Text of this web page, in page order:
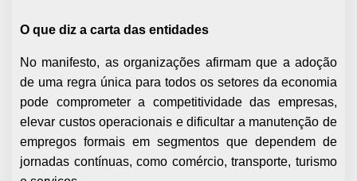
O que diz a carta das entidades
No manifesto, as organizações afirmam que a adoção
de uma regra única para todos os setores da economia
pode comprometer a competitividade das empresas,
elevar custos operacionais e dificultar a manutenção de
empregos formais em segmentos que dependem de
jornadas contínuas, como comércio, transporte, turismo